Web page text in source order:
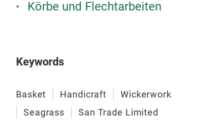
Körbe und Flechtarbeiten
Keywords
Basket Handicraft
Wickerwork
Seagrass
San Trade Limited